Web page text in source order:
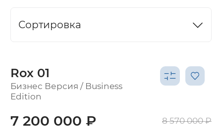
Сортировка
Rox 01
Бизнес Версия / Business
Edition
7 200 000 ₽ 8 570 000 ₽